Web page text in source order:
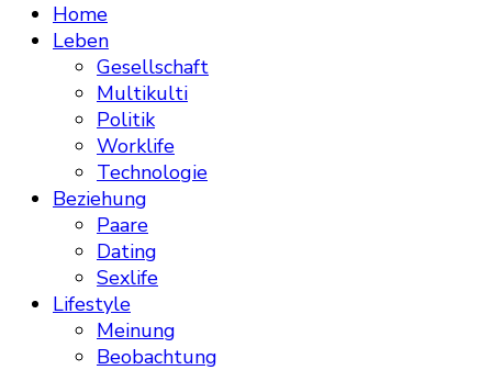
Home
Leben
Gesellschaft
Multikulti
Politik
Worklife
Technologie
Beziehung
Paare
Dating
Sexlife
Lifestyle
Meinung
Beobachtung